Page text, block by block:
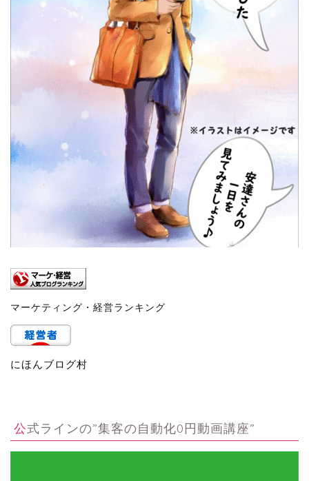
マーケティング・経営ランキング
にほんブログ村
公式ラインの”集客の自動化0円動画講座”